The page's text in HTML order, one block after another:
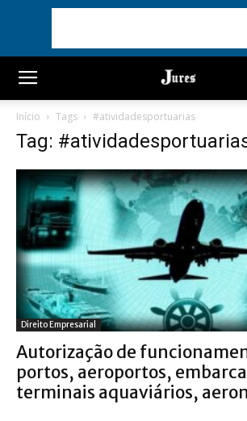
Início Tags #atividadesportuarias
Tag:
Direito Empresarial
Autorização de
portos, aeroportos,
terminais aquaviários,